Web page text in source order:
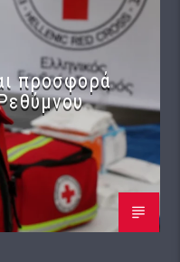
προσφορά